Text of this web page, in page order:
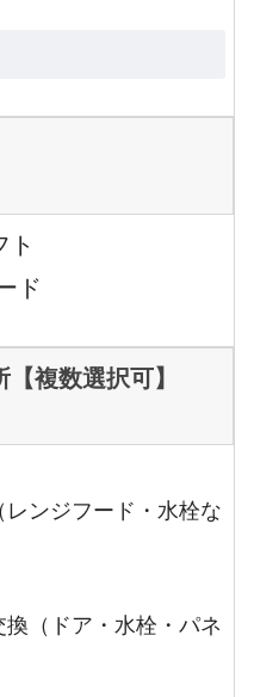
ト
ド
複数選択可】
ンジフード・水栓な
（ドア・水栓・パネ